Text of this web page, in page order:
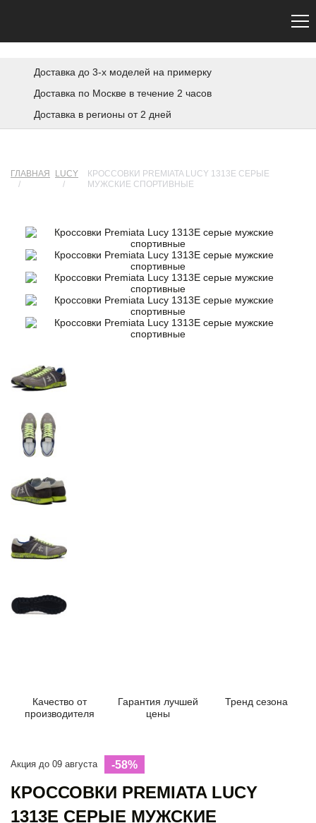
Доставка до 3-х моделей на примерку
Доставка по Москве в течение 2 часов
Доставка в регионы от 2 дней
ГЛАВНАЯ
/
LUCY
/
КРОССОВКИ PREMIATA LUCY 1313E СЕРЫЕ
МУЖСКИЕ СПОРТИВНЫЕ
Качество от
производителя
Гарантия лучшей
цены
Тренд сезона
Акция до 09 августа -58%
КРОССОВКИ PREMIATA LUCY
1313E СЕРЫЕ МУЖСКИЕ